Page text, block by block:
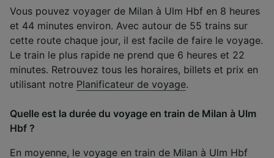
Vous pouvez voyager de Milan à Ulm Hbf en 8 heures
et 44 minutes environ. Avec autour de 55 trains sur
cette route chaque jour, il est facile de faire le voyage.
Le train le plus rapide ne prend que 6 heures et 22
minutes. Retrouvez tous les horaires, billets et prix en
utilisant notre Planificateur de voyage.
Quelle est la durée du voyage en train de Milan à Ulm
Hbf ?
En moyenne, le voyage en train de Milan à Ulm Hbf